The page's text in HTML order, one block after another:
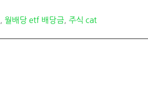
, 월배당 etf 배당금, 주식 cat